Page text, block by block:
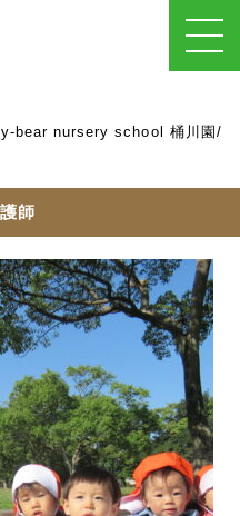
bear nursery school 桶川園/
師